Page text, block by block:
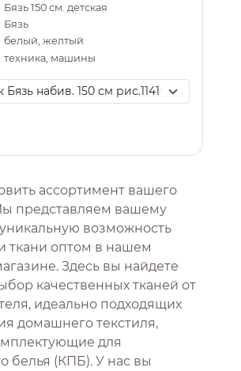
Бязь 150 см. детская
Бязь
белый, желтый
техника, машины
ассортимент вашего
представляем вашему
возможность
ткани оптом в нашем
Здесь вы найдете
качественных тканей от
идеально подходящих
домашнего текстиля,
для
белья (КПБ). У нас вы